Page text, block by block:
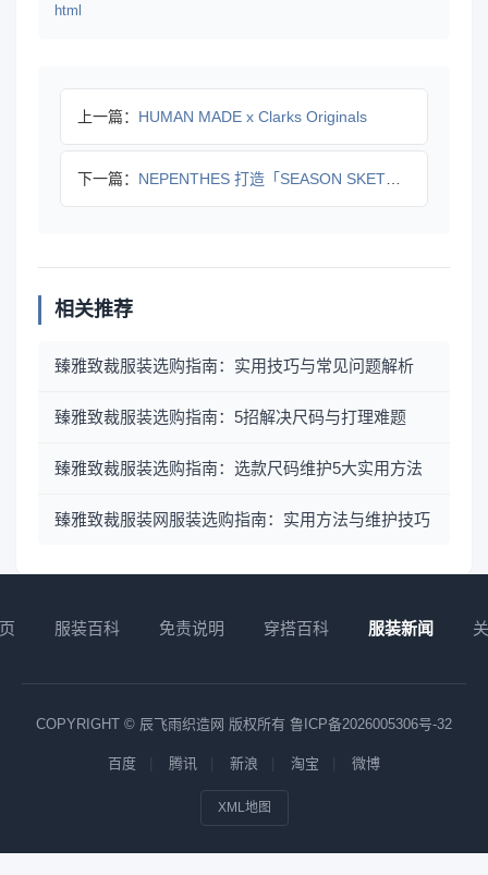
html
上一篇： HUMAN MADE x Clarks Originals
下一篇： NEPENTHES 打造「SEASON SKETCHES」主
相关推荐
臻雅致裁服装选购指南：实用技巧与常见问题解析
臻雅致裁服装选购指南：5招解决尺码与打理难题
臻雅致裁服装选购指南：选款尺码维护5大实用方法
臻雅致裁服装网服装选购指南：实用方法与维护技巧
服装百科 免责说明 穿搭百科 服装新闻
COPYRIGHT © 辰飞雨织造网 版权所有 鲁ICP备2026005306号-32
百度 腾讯 新浪 淘宝 微博
XML地图